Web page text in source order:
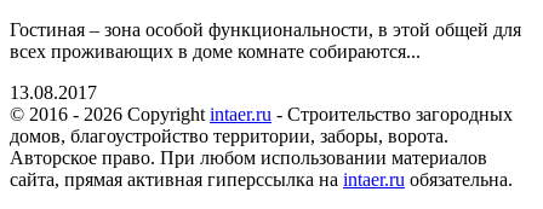
Гостиная – зона особой функциональности, в этой общей для
всех проживающих в доме комнате собираются...
13.08.2017
© 2016 - 2026 Copyrightintaer.ru - Cтроительство загородных
домов, благоустройство территории, заборы, ворота.
Авторское право. При любом использовании материалов
сайта, прямая активная гиперссылка на intaer.ru обязательна.